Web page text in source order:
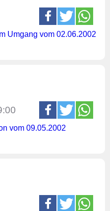
Umgang vom 02.06.2002
vom 09.05.2002